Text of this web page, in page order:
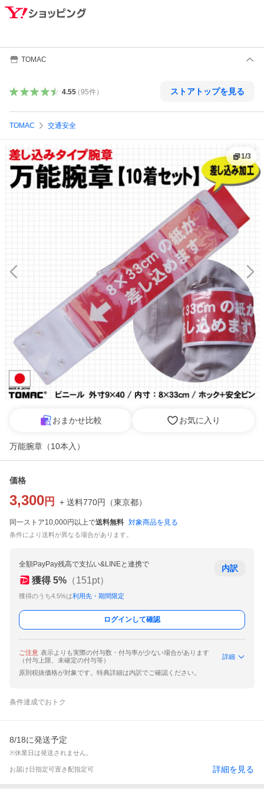
TOMAC
4.55（95件） ストアトップを見る
TOMAC 交通安全
1/3
おまかせ比較 お気に入り
万能腕章（10本入）
価格
3,300 円 + 送料770円 （東京都）
同一ストア10,000円以上で送料無料 対象商品を見る
条件により送料が異なる場合があります。
全額PayPay残高で支払い&LINEと連携で
獲得 5% （151pt）
獲得のうち4.5%は利用先・期間限定
内訳
ログインして確認
ご注意 表示よりも実際の付与数・付与率が少ない場合があります
（付与上限、未確定の付与等）
詳細
原則税抜価格が対象です。特典詳細は内訳でご確認ください。
条件達成でおトク
8/18に発送予定
※休業日は発送されません。
お届け日指定可置き配指定可 詳細を見る